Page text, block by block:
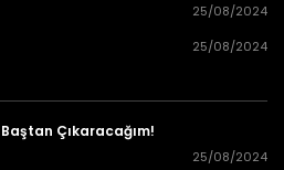
👁 4
62 25/08/2024
25/08/2024
25/08/2024
Çıkaracağım!
25/08/2024